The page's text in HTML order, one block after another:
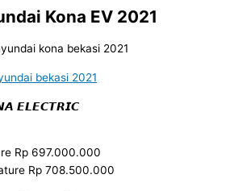
Kona EV 2021
𝙀𝙇𝙀𝘾𝙏𝙍𝙄𝘾
Rp 697.000.000
Rp 708.500.000